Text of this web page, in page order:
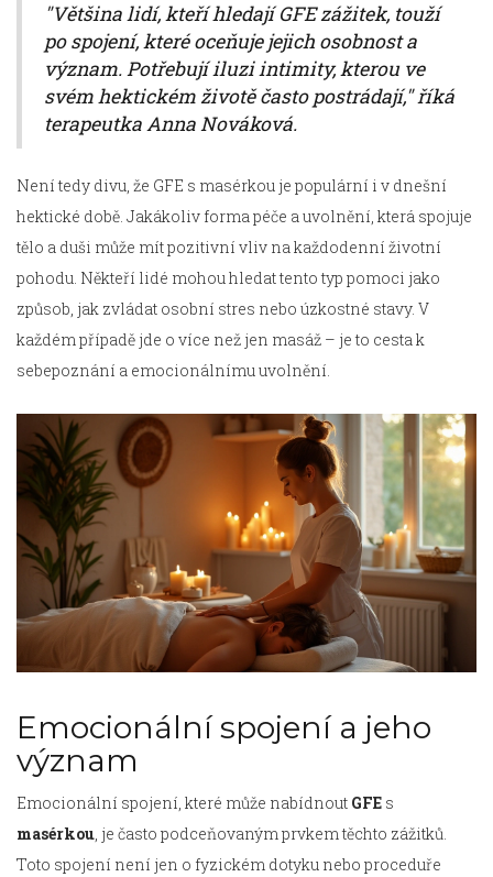
"Většina lidí, kteří hledají GFE zážitek, touží
po spojení, které oceňuje jejich osobnost a
význam. Potřebují iluzi intimity, kterou ve
svém hektickém životě často postrádají," říká
terapeutka Anna Nováková.
Není tedy divu, že GFE s masérkou je populární i v dnešní
hektické době. Jakákoliv forma péče a uvolnění, která spojuje
tělo a duši může mít pozitivní vliv na každodenní životní
pohodu. Někteří lidé mohou hledat tento typ pomoci jako
způsob, jak zvládat osobní stres nebo úzkostné stavy. V
každém případě jde o více než jen masáž – je to cesta k
sebepoznání a emocionálnímu uvolnění.
Emocionální spojení a jeho
význam
Emocionální spojení, které může nabídnout GFE s
masérkou, je často podceňovaným prvkem těchto zážitků.
Toto spojení není jen o fyzickém dotyku nebo proceduře